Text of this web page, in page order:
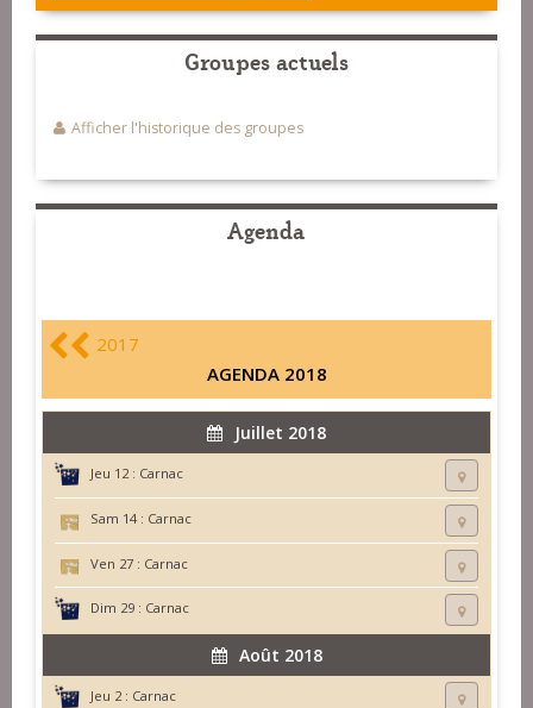
Groupes actuels
Afficher l'historique des groupes
Agenda
2017
AGENDA 2018
Juillet 2018
Jeu 12 : Carnac
Sam 14 : Carnac
Ven 27 : Carnac
Dim 29 : Carnac
Août 2018
Jeu 2 : Carnac